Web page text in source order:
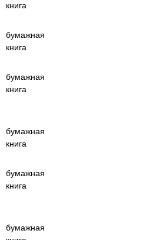
книга
бумажная
книга
бумажная
книга
бумажная
книга
бумажная
книга
бумажная